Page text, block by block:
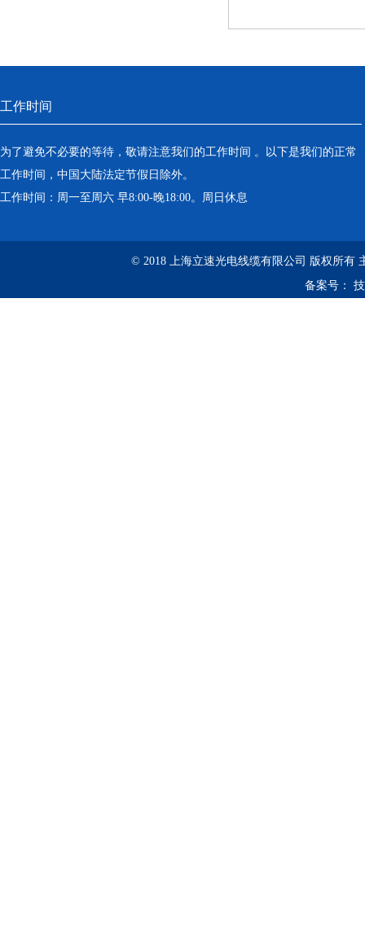
工作时间
为了避免不必要的等待，敬请注意我们的工作时间 。以下是我们的正常
工作时间，中国大陆法定节假日除外。
工作时间：周一至周六 早8:00-晚18:00。周日休息
© 2018 上海立速光电线缆有限公司 版权所有
备案号：